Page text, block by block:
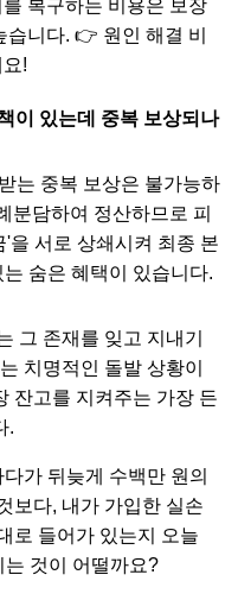
복구하는 비용은 보장
니다. 👉 원인 해결 비
!
이 있는데 중복 보상되나
는 중복 보상은 불가능하
분담하여 정산하므로 피
을 서로 상쇄시켜 최종 본
숨은 혜택이 있습니다.
그 존재를 잊고 지내기
치명적인 돌발 상황이
잔고를 지켜주는 가장 든
.
가 뒤늦게 수백만 원의
보다, 내가 가입한 실손
로 들어가 있는지 오늘
것이 어떨까요?